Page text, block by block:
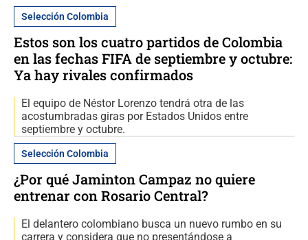
Selección Colombia
Estos son los cuatro partidos de Colombia
en las fechas FIFA de septiembre y octubre:
Ya hay rivales confirmados
El equipo de Néstor Lorenzo tendrá otra de las
acostumbradas giras por Estados Unidos entre
septiembre y octubre.
Selección Colombia
¿Por qué Jaminton Campaz no quiere
entrenar con Rosario Central?
El delantero colombiano busca un nuevo rumbo en su
carrera y considera que no presentándose a